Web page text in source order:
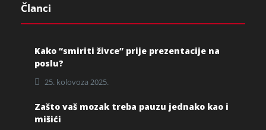
Članci
Kako “smiriti živce” prije prezentacije na
poslu?
25. kolovoza 2025.
Zašto vaš mozak treba pauzu jednako kao i
mišići